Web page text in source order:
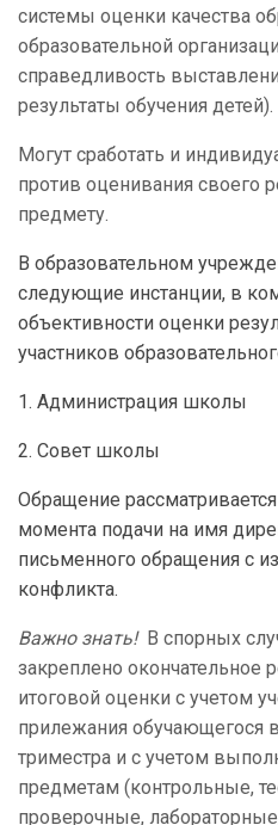
системы оценки качества
образовательной
справедливость
результаты обучения детей).
Могут сработать и
против оценивания своего
предмету.
В образовательном
следующие инстанции, в
объективности оценки
участников
1. Администрация школы
2. Совет школы
Обращение
момента подачи на имя
письменного обращения с
конфликта.
Важно знать!В спорных
закреплено окончательное
итоговой оценки с учетом
прилежания обучающегося в
триместра и с учетом
предметам (контрольные,
проверочные,